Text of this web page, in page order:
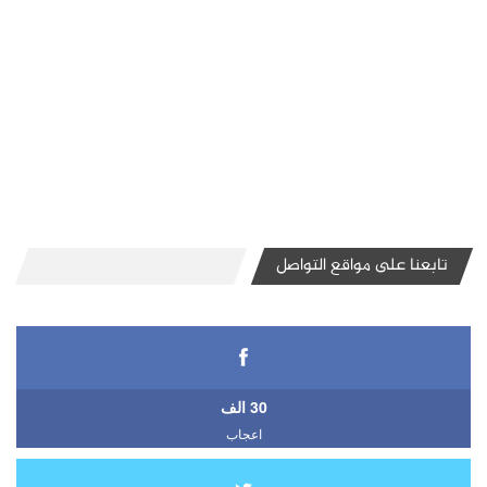
تابعنا على مواقع التواصل
30 الف
اعجاب